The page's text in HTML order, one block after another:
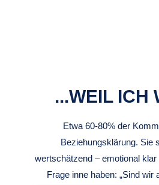
...WEIL ICH
Etwa 60-80% der
Beziehungsklärung. Sie
wertschätzend – emotional
Frage inne haben: „Sind wir